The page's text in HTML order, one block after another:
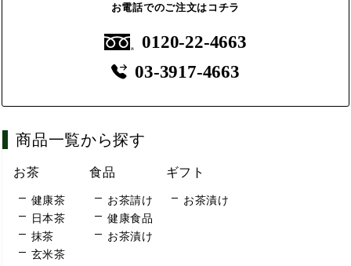
お電話でのご注文はコチラ
0120-22-4663
03-3917-4663
商品一覧から探す
お茶
健康茶
日本茶
抹茶
玄米茶
食品
お茶請け
健康食品
お茶漬け
ギフト
お茶漬け